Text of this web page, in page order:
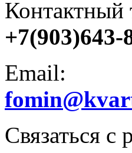
Контактный
+7(903)643-
Email:
Связаться с